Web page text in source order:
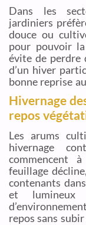
Dans les
jardiniers
douce ou
pour pouvoir
évite de perdre
d’un hiver
bonne reprise
Hivernage
repos
Les arums
hivernage
commencent
feuillage
contenants
et
repos sans